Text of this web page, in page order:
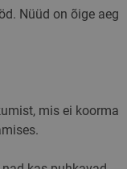
Nüüd on õige aeg
mis ei koorma